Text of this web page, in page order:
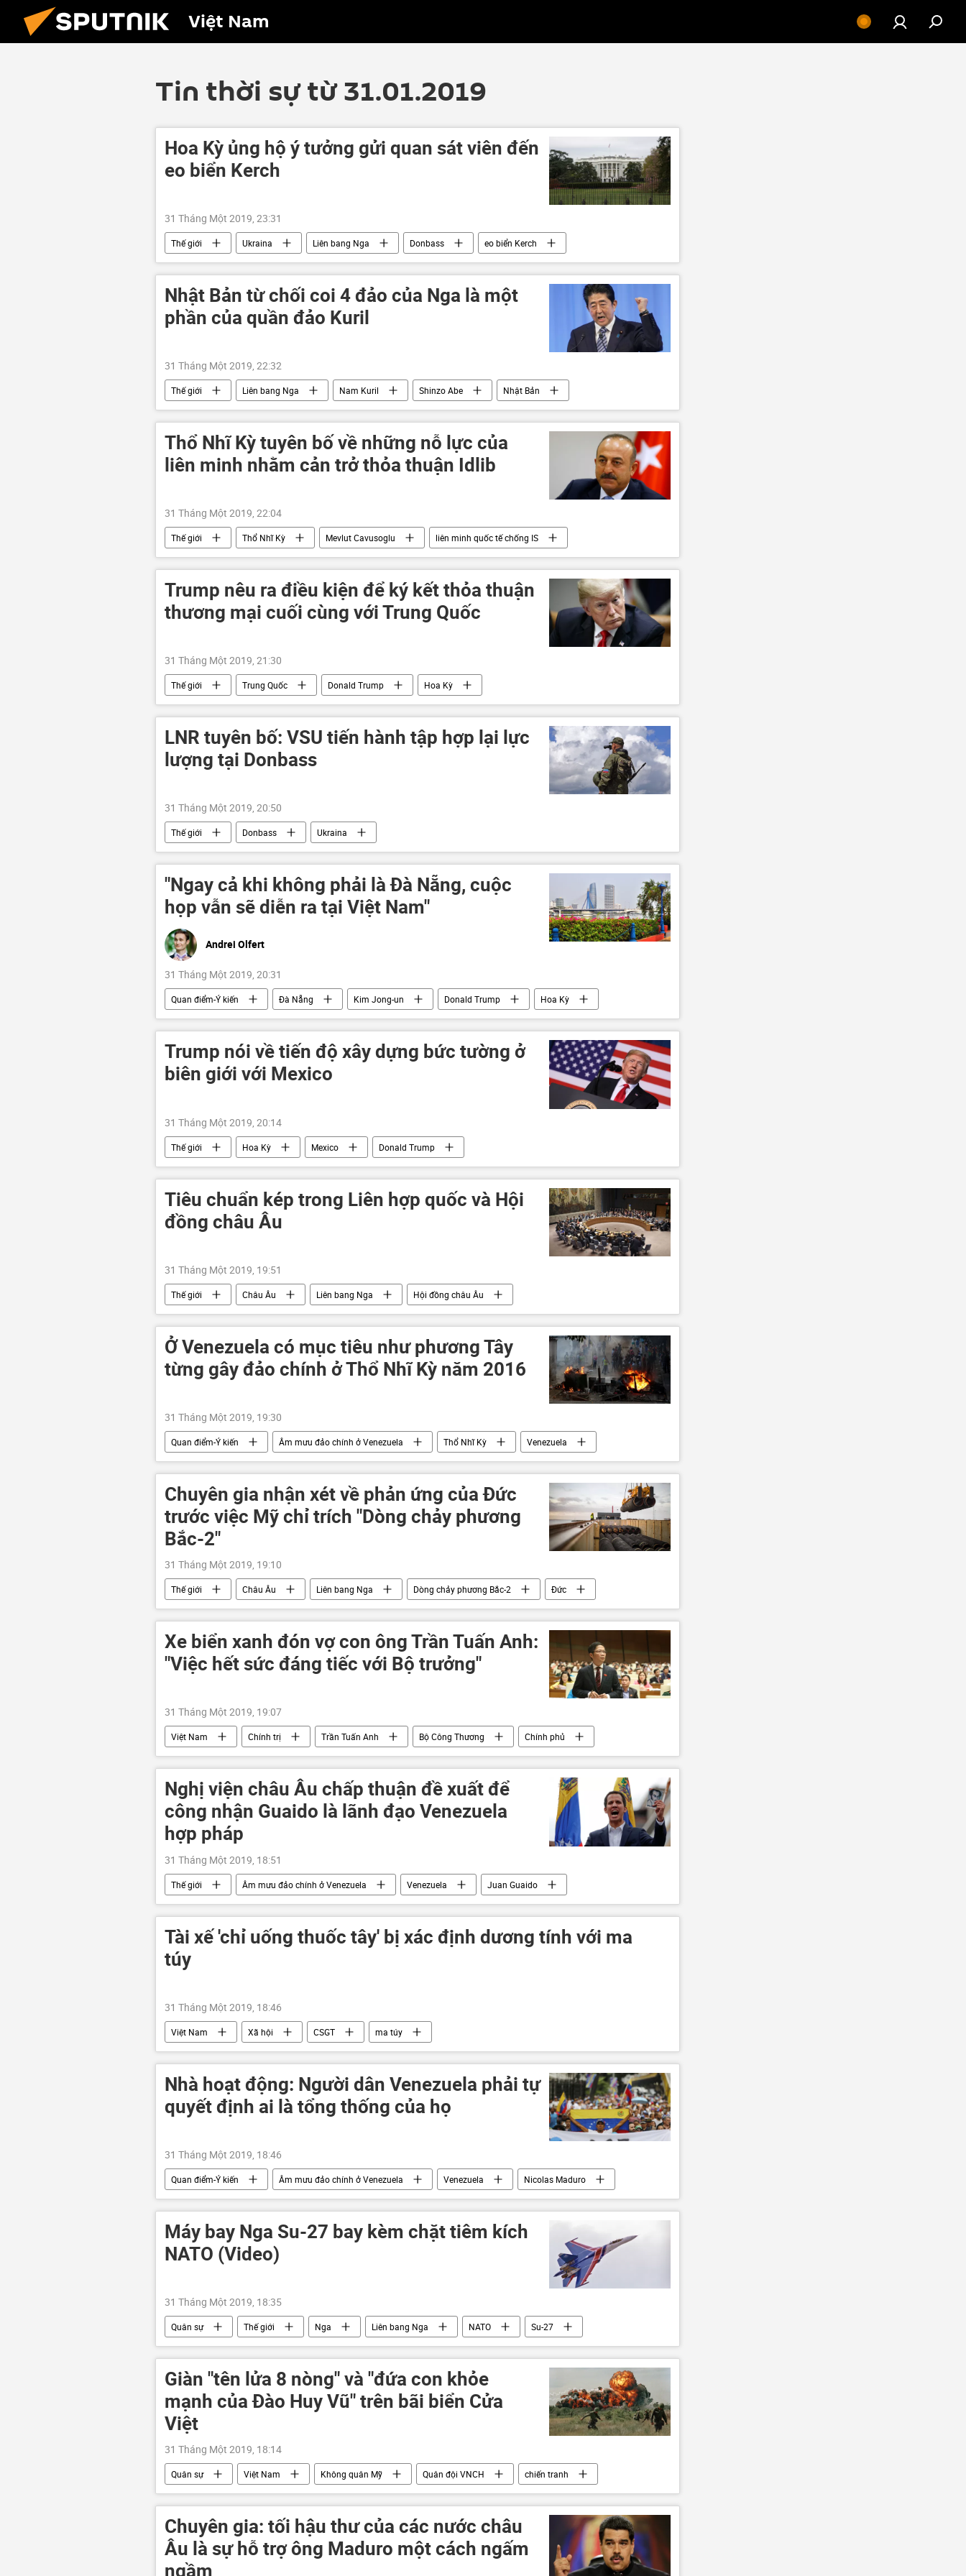
Việt Nam
Tin thời sự từ 31.01.2019
Hoa Kỳ ủng hộ ý tưởng gửi quan sát viên đến
eo biển Kerch
31 Tháng Một 2019, 23:31
Thế giới Ukraina Liên bang Nga Donbass
eo biển Kerch
Kurt Volker
OSCE Hoa Kỳ
Nhật Bản từ chối coi 4 đảo của Nga là một
phần của quần đảo Kuril
31 Tháng Một 2019, 22:32
Thế giới Liên bang Nga Nam Kuril Shinzo Abe Nhật Bản
Thổ Nhĩ Kỳ tuyên bố về những nỗ lực của
liên minh nhằm cản trở thỏa thuận Idlib
31 Tháng Một 2019, 22:04
Thế giới Thổ Nhĩ Kỳ Mevlut Cavusoglu liên minh quốc tế chống IS
Trump nêu ra điều kiện để ký kết thỏa thuận
thương mại cuối cùng với Trung Quốc
31 Tháng Một 2019, 21:30
Thế giới Trung Quốc Donald Trump Hoa Kỳ
LNR tuyên bố: VSU tiến hành tập hợp lại lực
lượng tại Donbass
31 Tháng Một 2019, 20:50
Thế giới Donbass Ukraina
"Ngay cả khi không phải là Đà Nẵng, cuộc
họp vẫn sẽ diễn ra tại Việt Nam"
Andrei Olfert
31 Tháng Một 2019, 20:31
Quan điểm-Ý kiến Đà Nẵng Kim Jong-un Donald Trump Hoa Kỳ
Trump nói về tiến độ xây dựng bức tường ở
biên giới với Mexico
31 Tháng Một 2019, 20:14
Thế giới Hoa Kỳ Mexico Donald Trump
Tiêu chuẩn kép trong Liên hợp quốc và Hội
đồng châu Âu
31 Tháng Một 2019, 19:51
Thế giới Châu Âu Liên bang Nga Hội đồng châu Âu
Ở Venezuela có mục tiêu như phương Tây
từng gây đảo chính ở Thổ Nhĩ Kỳ năm 2016
31 Tháng Một 2019, 19:30
Quan điểm-Ý kiến Âm mưu đảo chính ở Venezuela Thổ Nhĩ Kỳ
Venezuela
phương Tây
Nicolas Maduro Juan Guaido
Chuyên gia nhận xét về phản ứng của Đức
trước việc Mỹ chỉ trích "Dòng chảy phương
Bắc-2"
31 Tháng Một 2019, 19:10
Thế giới Châu Âu Liên bang Nga Dòng chảy phương Bắc-2
Đức
Hoa Kỳ
Xe biển xanh đón vợ con ông Trần Tuấn Anh:
"Việc hết sức đáng tiếc với Bộ trưởng"
31 Tháng Một 2019, 19:07
Việt Nam Chính trị Trần Tuấn Anh Bộ Công Thương
Chính phủ
xe biển xanh
đưa đón người nhà bộ trưởng
Nghị viện châu Âu chấp thuận đề xuất để
công nhận Guaido là lãnh đạo Venezuela
hợp pháp
31 Tháng Một 2019, 18:51
Thế giới Âm mưu đảo chính ở Venezuela Venezuela
Juan Guaido
Nghị viện châu Âu
Tài xế 'chỉ uống thuốc tây' bị xác định dương tính với ma
túy
31 Tháng Một 2019, 18:46
Việt Nam Xã hội CSGT ma túy
Nhà hoạt động: Người dân Venezuela phải tự
quyết định ai là tổng thống của họ
31 Tháng Một 2019, 18:46
Quan điểm-Ý kiến Âm mưu đảo chính ở Venezuela Venezuela
Nicolas Maduro
Juan Guaido
Máy bay Nga Su-27 bay kèm chặt tiêm kích
NATO (Video)
31 Tháng Một 2019, 18:35
Quân sự Thế giới Nga Liên bang Nga NATO
Su-27
F-16
Hoa Kỳ
Giàn "tên lửa 8 nòng" và "đứa con khỏe
mạnh của Đào Huy Vũ" trên bãi biển Cửa
Việt
31 Tháng Một 2019, 18:14
Quân sự Việt Nam Không quân Mỹ Quân đội VNCH
chiến tranh
Tên lửa Việt Nam
Chuyên gia: tối hậu thư của các nước châu
Âu là sự hỗ trợ ông Maduro một cách ngấm
ngầm